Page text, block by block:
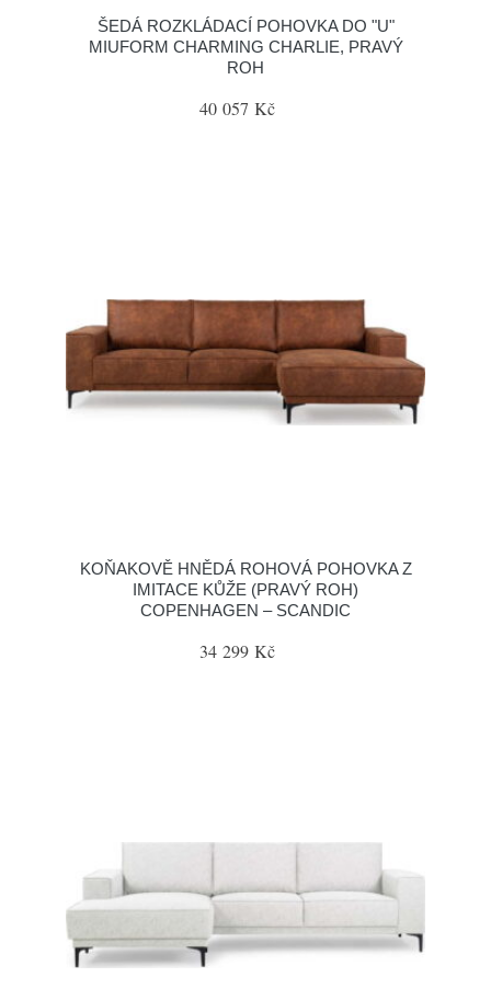
ŠEDÁ ROZKLÁDACÍ POHOVKA DO "U"
MIUFORM CHARMING CHARLIE, PRAVÝ
ROH
40 057 Kč
KOŇAKOVĚ HNĚDÁ ROHOVÁ POHOVKA Z
IMITACE KŮŽE (PRAVÝ ROH)
COPENHAGEN – SCANDIC
34 299 Kč